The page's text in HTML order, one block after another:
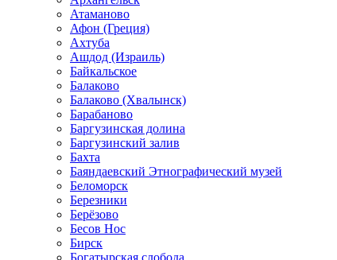
Атаманово
Афон (Греция)
Ахтуба
Ашдод (Израиль)
Байкальское
Балаково
Балаково (Хвалынск)
Барабаново
Баргузинская долина
Баргузинский залив
Бахта
Баяндаевский Этнографический музей
Беломорск
Березники
Берёзово
Бесов Нос
Бирск
Богатырская слобода